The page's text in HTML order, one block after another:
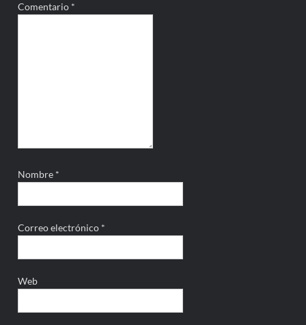
Comentario *
Nombre *
Correo electrónico *
Web